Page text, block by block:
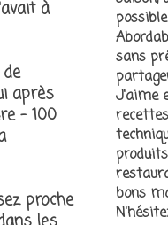
à
après
- 100
proche
sans
J'aime
bons